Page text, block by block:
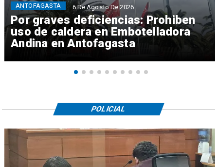
Por graves deficiencias: Prohiben
uso de caldera en Embotelladora
Andina en Antofagasta
ANTOFAGASTA 6 De Agosto De 2026
POLICIAL